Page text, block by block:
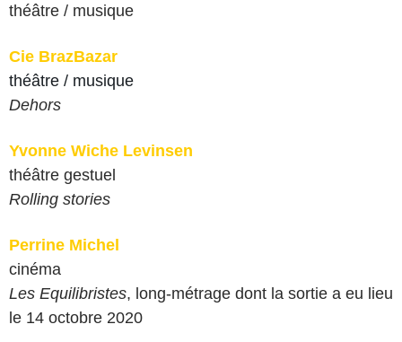
théâtre / musique
Cie BrazBazar
théâtre / musique
Dehors
Yvonne Wiche Levinsen
théâtre gestuel
Rolling stories
Perrine Michel
cinéma
Les Equilibristes, long-métrage dont la sortie a eu lieu
le 14 octobre 2020